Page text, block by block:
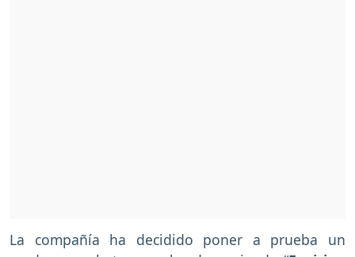
La compañía ha decidido poner a prueba un